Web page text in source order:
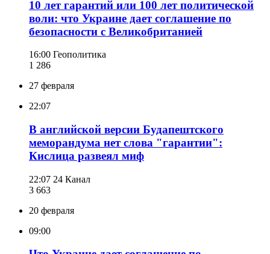
10 лет гарантий или 100 лет политической
воли: что Украине дает соглашение по
безопасности с Великобританией
16:00 Геополитика
1 286
27 февраля
22:07
В английской версии Будапештского
меморандума нет слова "гарантии":
Кислица развеял миф
22:07 24 Канал
3 663
20 февраля
09:00